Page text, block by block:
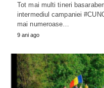
Tot mai multi tineri
intermediul campaniei
mai numeroase…
9 ani ago